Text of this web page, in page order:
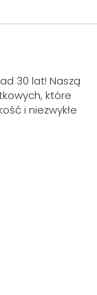
30 lat! Naszą
które
i niezwykłe